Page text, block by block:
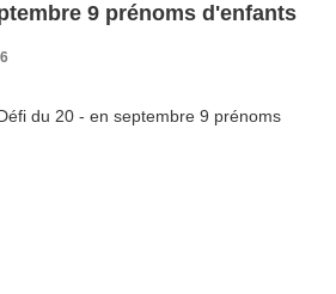
9 prénoms d'enfants